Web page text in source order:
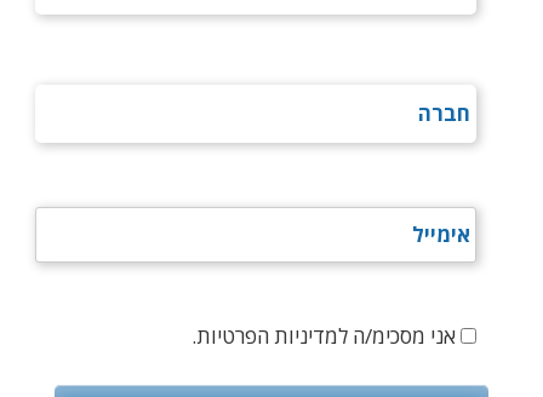
אני מסכימ/ה למדיניות הפרטיות.